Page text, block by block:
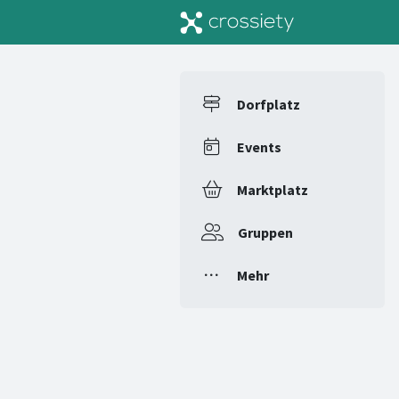
Dorfplatz
Events
Marktplatz
Gruppen
Mehr